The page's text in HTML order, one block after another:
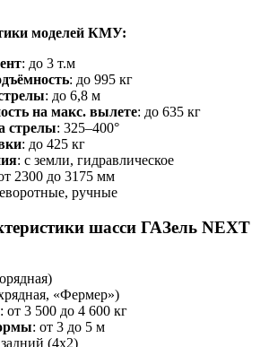
моделей КМУ:
: до 3 т.м
: до 995 кг
: до 6,8 м
на макс. вылете: до 635 кг
стрелы: 325–400°
: до 425 кг
: с земли, гидравлическое
2300 до 3175 мм
ручные
шасси ГАЗель NEXT
«Фермер»)
: от 3 500 до 4 600 кг
: от 3 до 5 м
(4x2)